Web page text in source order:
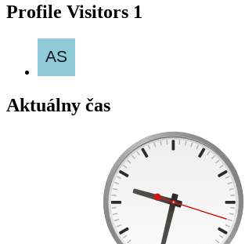
Profile Visitors 1
Aktuálny čas